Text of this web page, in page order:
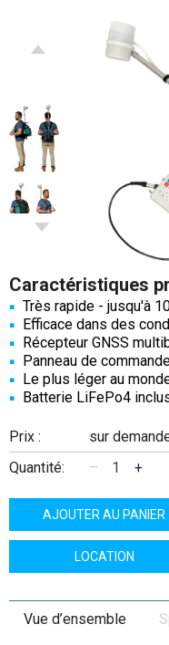
Caractéristiques
Très rapide - jusqu'à
Efficace dans des
Récepteur GNSS
Panneau de
Le plus léger au
Batterie LiFePo4
Prix : sur
Quantité:
– +
AJOUTER AU PANIER
LOCATION
Vue d’ensemble